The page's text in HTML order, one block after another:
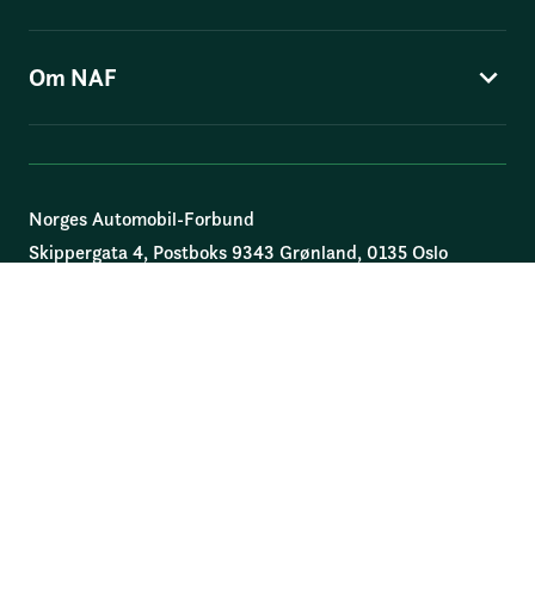
Om NAF
Norges Automobil-Forbund
Skippergata 4, Postboks 9343 Grønland, 0135 Oslo